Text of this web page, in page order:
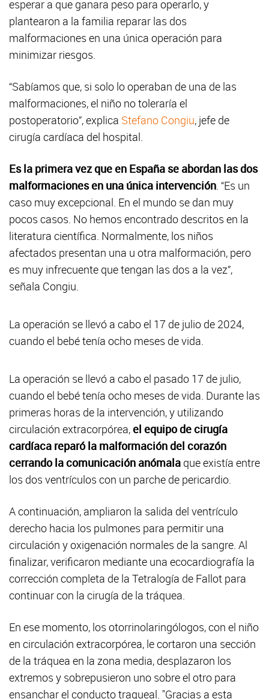
esperar a que ganara peso para operarlo, y
plantearon a la familia reparar las dos
malformaciones en una única operación para
minimizar riesgos.
“Sabíamos que, si solo lo operaban de una de las
malformaciones, el niño no toleraría el
postoperatorio”, explica Stefano Congiu, jefe de
cirugía cardíaca del hospital.
Es la primera vez que en España se abordan las dos
malformaciones en una única intervención. “Es un
caso muy excepcional. En el mundo se dan muy
pocos casos. No hemos encontrado descritos en la
literatura científica. Normalmente, los niños
afectados presentan una u otra malformación, pero
es muy infrecuente que tengan las dos a la vez”,
señala Congiu.
La operación se llevó a cabo el 17 de julio de 2024,
cuando el bebé tenía ocho meses de vida.
La operación se llevó a cabo el pasado 17 de julio,
cuando el bebé tenía ocho meses de vida. Durante las
primeras horas de la intervención, y utilizando
circulación extracorpórea,el equipo de cirugía
cardíaca reparó la malformación del corazón
cerrando la comunicación anómala que existía entre
los dos ventrículos con un parche de pericardio.
A continuación, ampliaron la salida del ventrículo
derecho hacia los pulmones para permitir una
circulación y oxigenación normales de la sangre. Al
finalizar, verificaron mediante una ecocardiografía la
corrección completa de la Tetralogía de Fallot para
continuar con la cirugía de la tráquea.
En ese momento, los otorrinolaringólogos, con el niño
en circulación extracorpórea, le cortaron una sección
de la tráquea en la zona media, desplazaron los
extremos y sobrepusieron uno sobre el otro para
ensanchar el conducto traqueal. "Gracias a esta